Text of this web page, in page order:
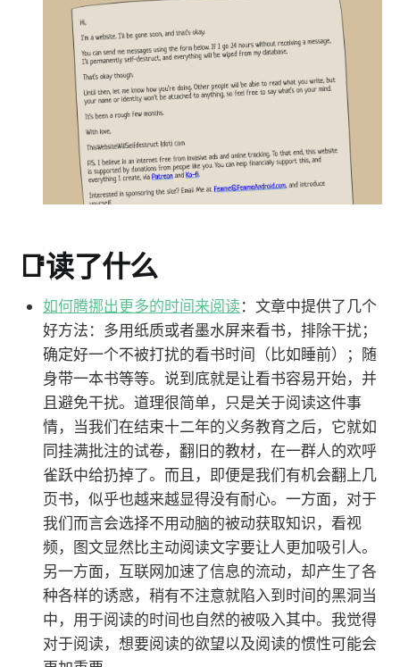
📑读了什么
如何腾挪出更多的时间来阅读：文章中提供了几个
好方法：多用纸质或者墨水屏来看书，排除干扰；
确定好一个不被打扰的看书时间（比如睡前）；随
身带一本书等等。说到底就是让看书容易开始，并
且避免干扰。道理很简单，只是关于阅读这件事
情，当我们在结束十二年的义务教育之后，它就如
同挂满批注的试卷，翻旧的教材，在一群人的欢呼
雀跃中给扔掉了。而且，即便是我们有机会翻上几
页书，似乎也越来越显得没有耐心。一方面，对于
我们而言会选择不用动脑的被动获取知识，看视
频，图文显然比主动阅读文字要让人更加吸引人。
另一方面，互联网加速了信息的流动，却产生了各
种各样的诱惑，稍有不注意就陷入到时间的黑洞当
中，用于阅读的时间也自然的被吸入其中。我觉得
对于阅读，想要阅读的欲望以及阅读的惯性可能会